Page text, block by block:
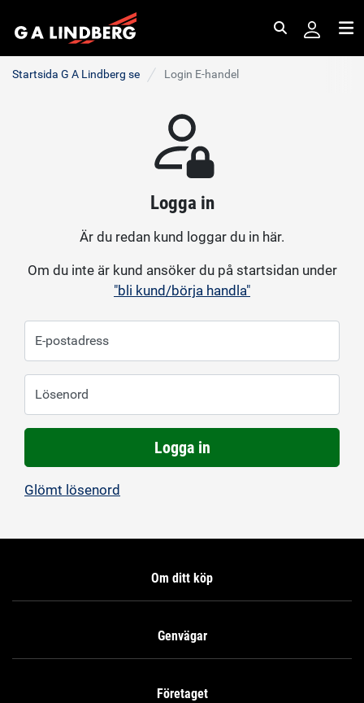
Startsida G A Lindberg se Login E-handel
Logga in
Är du redan kund loggar du in här.
Om du inte är kund ansöker du på startsidan under
"bli kund/börja handla"
E-postadress
Lösenord
Logga in
Glömt lösenord
Om ditt köp
Genvägar
Företaget